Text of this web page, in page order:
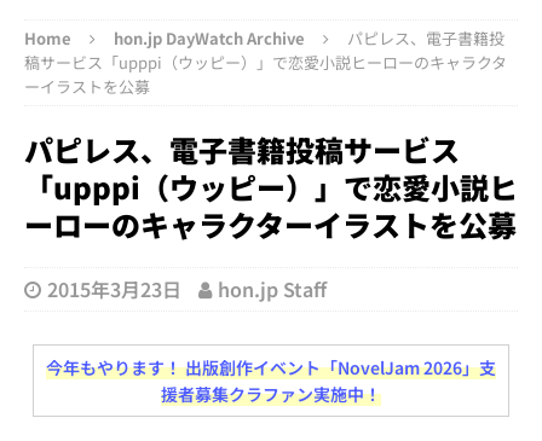
Home hon.jp DayWatch Archive
パピレス、電子書籍投
稿サービス「upppi（ウッピー）」で恋愛小説ヒーローのキャラクタ
ーイラストを公募
パピレス、電子書籍投稿サービス
「upppi（ウッピー）」で恋愛小説ヒ
ーローのキャラクターイラストを公募
2015年3月23日 hon.jp Staff
今年もやります！ 出版創作イベント「NovelJam 2026」支
援者募集クラファン実施中！